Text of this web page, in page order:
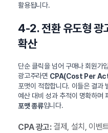
활용됩니다.
4-2. 전환 유도형
확산
단순 클릭을 넘어 구매나 회원가
광고주라면 CPA(Cost Per
포맷이 적합합니다. 이들은 결과
예산 대비 성과 추적이 명확하며
포맷 종류입니다.
CPA 광고:결제, 설치, 이벤